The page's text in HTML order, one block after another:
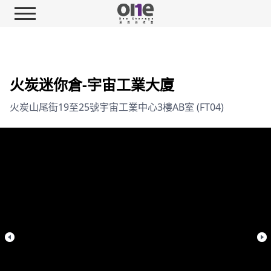
火炭迷你倉-宇宙工業大廈
火炭山尾街19至25號宇宙工業中心3樓AB室 (FT04)